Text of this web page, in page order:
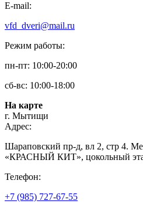
E-mail:
vfd_dveri@mail.ru
Режим работы:
пн-пт: 10:00-20:00
сб-вс: 10:00-18:00
На карте
г. Мытищи
Адрес:
Шараповский пр-д, вл 2, стр 4.
«КРАСНЫЙ КИТ», цокольный
Телефон:
+7 (985) 727-67-55